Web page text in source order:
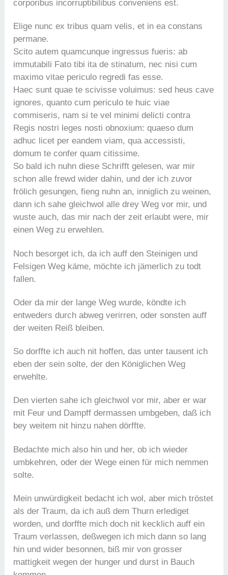
corporibus incorruptibilibus conveniens est.
Elige nunc ex tribus quam velis, et in ea constans
permane.
Scito autem quamcunque ingressus fueris: ab
immutabili Fato tibi ita de stinatum, nec nisi cum
maximo vitae periculo regredi fas esse.
Haec sunt quae te scivisse voluimus: sed heus cave
ignores, quanto cum periculo te huic viae
commiseris, nam si te vel minimi delicti contra
Regis nostri leges nosti obnoxium: quaeso dum
adhuc licet per eandem viam, qua accessisti,
domum te confer quam citissime.
So bald ich nuhn diese Schrifft gelesen, war mir
schon alle frewd wider dahin, und der ich zuvor
frölich gesungen, fieng nuhn an, inniglich zu weinen,
dann ich sahe gleichwol alle drey Weg vor mir, und
wuste auch, das mir nach der zeit erlaubt were, mir
einen Weg zu erwehlen.
Noch besorget ich, da ich auff den Steinigen und
Felsigen Weg käme, möchte ich jämerlich zu todt
fallen.
Oder da mir der lange Weg wurde, köndte ich
entweders durch abweg verirren, oder sonsten auff
der weiten Reiß bleiben.
So dorffte ich auch nit hoffen, das unter tausent ich
eben der sein solte, der den Königlichen Weg
erwehlte.
Den vierten sahe ich gleichwol vor mir, aber er war
mit Feur und Dampff dermassen umbgeben, daß ich
bey weitem nit hinzu nahen dörffte.
Bedachte mich also hin und her, ob ich wieder
umbkehren, oder der Wege einen für mich nemmen
solte.
Mein unwürdigkeit bedacht ich wol, aber mich tröstet
als der Traum, da ich auß dem Thurn erlediget
worden, und dorffte mich doch nit kecklich auff ein
Traum verlassen, deßwegen ich mich dann so lang
hin und wider besonnen, biß mir von grosser
mattigkeit wegen der hunger und durst in Bauch